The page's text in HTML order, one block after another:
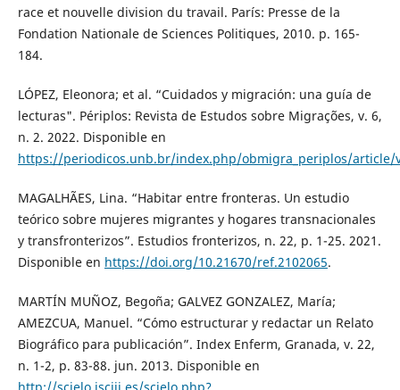
race et nouvelle division du travail. París: Presse de la
Fondation Nationale de Sciences Politiques, 2010. p. 165-
184.
LÓPEZ, Eleonora; et al. “Cuidados y migración: una guía de
lecturas". Périplos: Revista de Estudos sobre Migrações, v. 6,
n. 2. 2022. Disponible en
https://periodicos.unb.br/index.php/obmigra_periplos/article/
MAGALHÃES, Lina. “Habitar entre fronteras. Un estudio
teórico sobre mujeres migrantes y hogares transnacionales
y transfronterizos”. Estudios fronterizos, n. 22, p. 1-25. 2021.
Disponible en https://doi.org/10.21670/ref.2102065.
MARTÍN MUÑOZ, Begoña; GALVEZ GONZALEZ, María;
AMEZCUA, Manuel. “Cómo estructurar y redactar un Relato
Biográfico para publicación”. Index Enferm, Granada, v. 22,
n. 1-2, p. 83-88. jun. 2013. Disponible en